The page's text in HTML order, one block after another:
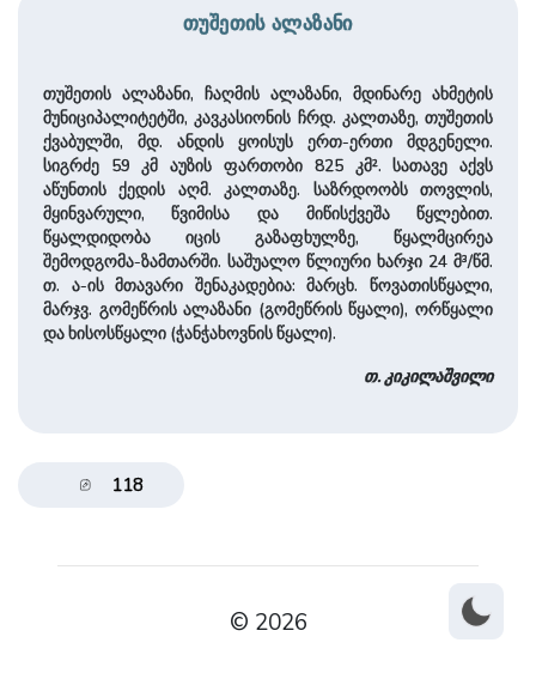
თუშეთის ალაზანი
თუშეთის ალაზანი, ჩაღმის ალაზანი, მდინარე ახმეტის
მუნიციპალიტეტში, კავკასიონის ჩრდ. კალთაზე, თუშეთის
ქვაბულში, მდ. ანდის ყოისუს ერთ-ერთი მდგენელი.
სიგრძე 59 კმ აუზის ფართობი 825 კმ². სათავე აქვს
აწუნთის ქედის აღმ. კალთაზე. საზრდოობს თოვლის,
მყინვარული, წვიმისა და მიწისქვეშა წყლებით.
წყალდიდობა იცის გაზაფხულზე, წყალმცირეა
შემოდგომა-ზამთარში. საშუალო წლიური ხარჯი 24 მ³/წმ.
თ. ა-ის მთავარი შენაკადებია: მარცხ. წოვათისწყალი,
მარჯვ. გომეწრის ალაზანი (გომეწრის წყალი), ორწყალი
და ხისოსწყალი (ჭანჭახოვნის წყალი).
თ. კიკილაშვილი
118
© 2026